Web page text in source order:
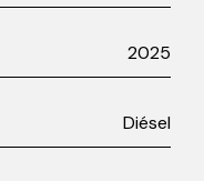
2025
Diésel